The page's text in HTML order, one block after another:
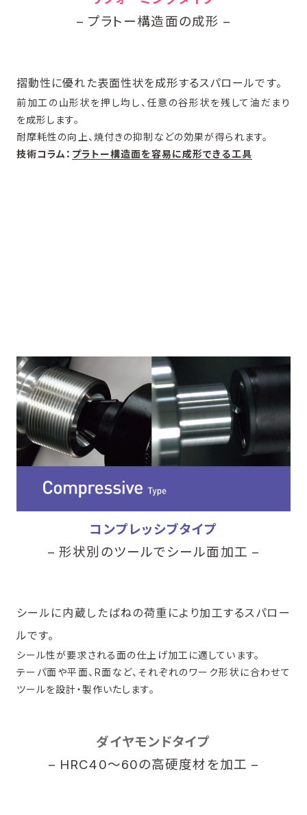
– プラトー構造面の成形 –
摺動性に優れた表面性状を成形するスパロールです。
前加工の山形状を押し均し、任意の谷形状を残して油だまり
を成形します。
耐摩耗性の向上、焼付きの抑制などの効果が得られます。
技術コラム： プラトー構造面を容易に成形できる工具
コンプレッシブタイプ
– 形状別のツールでシール面加工 –
シールに内蔵したばねの荷重により加工するスパロー
ルです。
シール性が要求される面の仕上げ加工に適しています。
テーパ面や平面、R面など、それぞれのワーク形状に合わせて
ツールを設計・製作いたします。
ダイヤモンドタイプ
– HRC40～60の高硬度材を加工 –